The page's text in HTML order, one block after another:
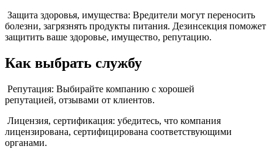
Защита здоровья, имущества: Вредители могут переносить
болезни, загрязнять продукты питания. Дезинсекция поможет
защитить ваше здоровье, имущество, репутацию.
Как выбрать службу
Репутация: Выбирайте компанию с хорошей
репутацией, отзывами от клиентов.
Лицензия, сертификация: убедитесь, что компания
лицензирована, сертифицирована соответствующими
органами.